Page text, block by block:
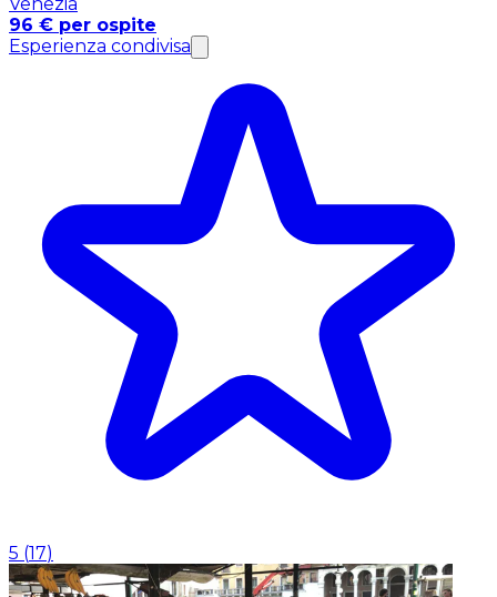
Venezia
96 € per ospite
Esperienza condivisa
5 (17)